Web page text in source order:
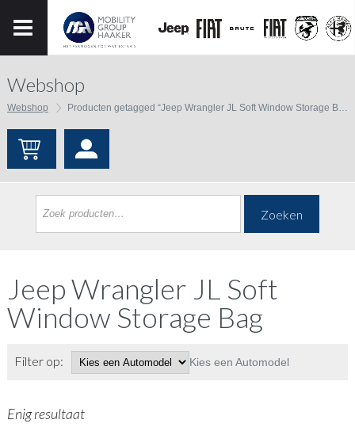
Webshop
Webshop Producten getagged “Jeep Wrangler JL Soft Window Storage Bag”
Zoeken
Jeep Wrangler JL Soft
Window Storage Bag
Filter op: Kies een Automodel
Enig resultaat